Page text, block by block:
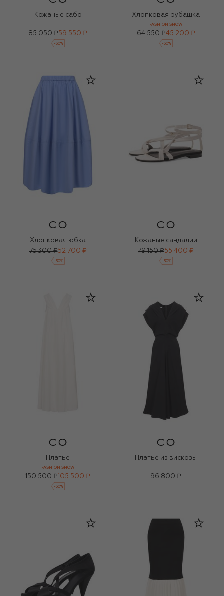
Кожаные сабо
85 050 ₽59 550 ₽
-30%
Хлопковая рубашка
FASHION SHOW
64 550 ₽45 200 ₽
-30%
Хлопковая юбка
75 300 ₽52 700 ₽
-30%
Кожаные сандалии
79 150 ₽55 400 ₽
-30%
Платье
FASHION SHOW
150 500 ₽ 105 500 ₽
-30%
Платье из вискозы
96 800 ₽